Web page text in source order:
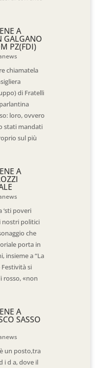
A
GALGANO
PZ(FDI)
chiamatela
di Fratelli
loro, ovvero
stati mandati
sul più
A
‘sti poveri
nostri politici
che
porta in
insieme a “La
Festività si
rosso, «non
A
SASSO
un posto,tra
i d a, dove il